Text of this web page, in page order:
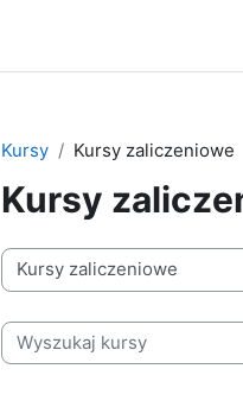
Kursy Kursy zaliczeniowe
Kursy
Kategorie kursów
Wyszukaj kursy